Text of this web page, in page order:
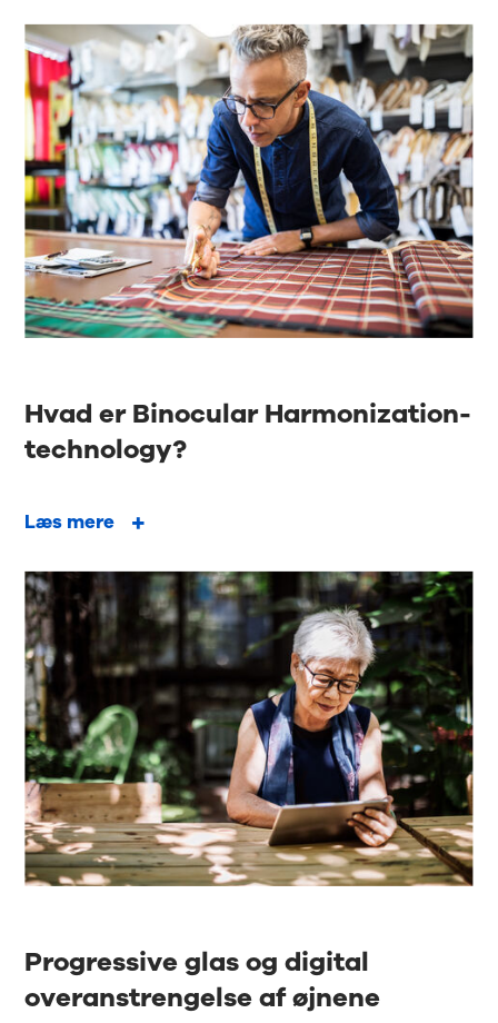
Hvad er Binocular Harmonization-
technology?
Læs mere
Progressive glas og digital
overanstrengelse af øjnene